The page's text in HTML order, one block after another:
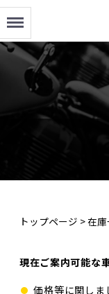
トップページ >在
現在ご案内可能な
価格等に関しま